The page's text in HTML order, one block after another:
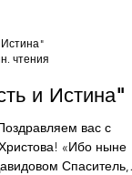
чтения
и Истина"
вас с